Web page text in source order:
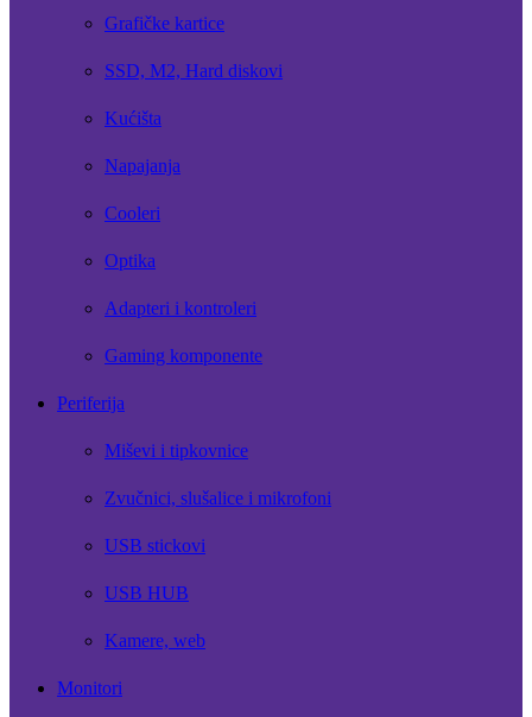
Grafičke kartice
SSD, M2, Hard diskovi
Kućišta
Napajanja
Cooleri
Optika
Adapteri i kontroleri
Gaming komponente
Periferija
Miševi i tipkovnice
Zvučnici, slušalice i mikrofoni
USB stickovi
USB HUB
Kamere, web
Monitori